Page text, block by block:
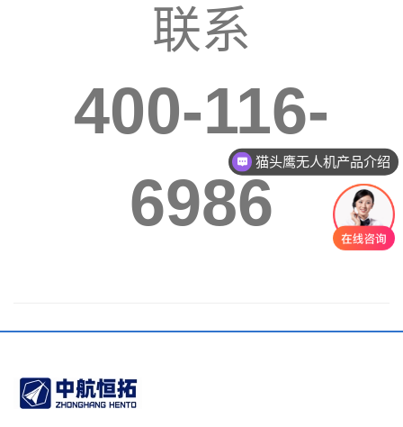
联系
400-116-
6986
猫头鹰无人机产品介绍